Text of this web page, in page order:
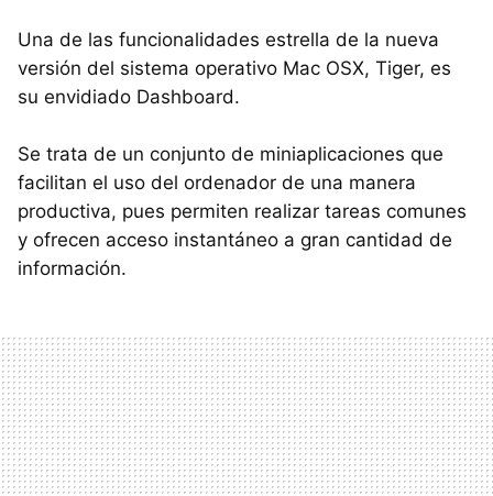
Una de las funcionalidades estrella de la nueva
versión del sistema operativo Mac OSX, Tiger, es
su envidiado Dashboard.
Se trata de un conjunto de miniaplicaciones que
facilitan el uso del ordenador de una manera
productiva, pues permiten realizar tareas comunes
y ofrecen acceso instantáneo a gran cantidad de
información.